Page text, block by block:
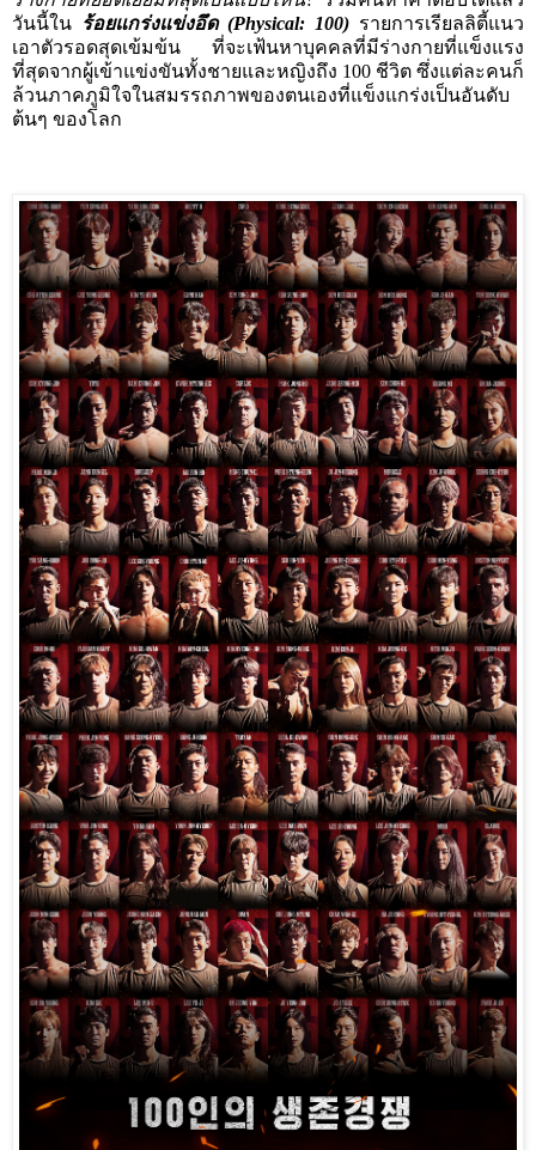
วันนี้ใน ร้อยแกร่งแข่งอึด (Physical: 100) รายการเรียลลิตี้แนว
เอาตัวรอดสุดเข้มข้น ที่จะเฟ้นหาบุคคลที่มีร่างกายที่แข็งแรง
ที่สุดจากผู้เข้าแข่งขันทั้งชายและหญิงถึง 100 ชีวิต ซึ่งแต่ละคนก็
ล้วนภาคภูมิใจในสมรรถภาพของตนเองที่แข็งแกร่งเป็นอันดับ
ต้นๆ ของโลก